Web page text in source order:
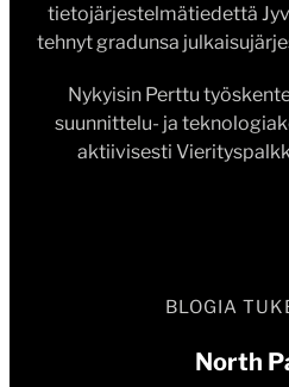
tietojärjestelmätiedettä
tehnyt gradunsa
Nykyisin Perttu
suunnittelu- ja
aktiivisesti
BLOGIA
North